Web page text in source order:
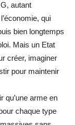
autant
qui
bien longtemps
Mais un Etat
créer, imaginer
pour maintenir
qu’une arme en
chaque type